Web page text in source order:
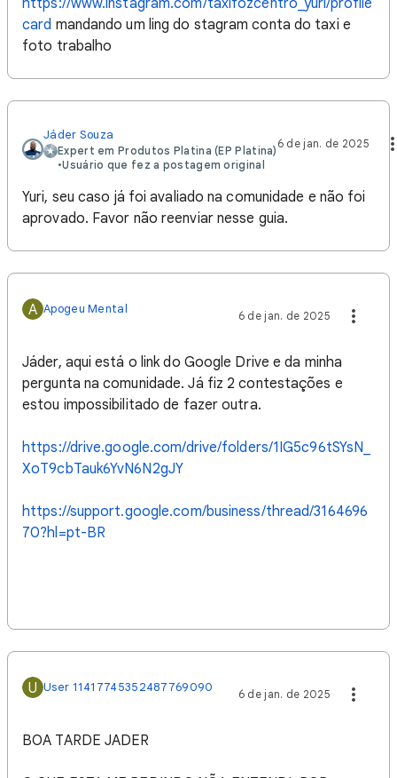
card mandando um ling do stagram conta do taxi e
foto trabalho
Jáder Souza
Expert em Produtos Platina (EP Platina)
•Usuário que fez a postagem original
6 de jan. de 2025
Yuri, seu caso já foi avaliado na comunidade e não foi
aprovado. Favor não reenviar nesse guia.
A Apogeu Mental 6 de jan. de 2025
Jáder, aqui está o link do Google Drive e da minha
pergunta na comunidade. Já fiz 2 contestações e
estou impossibilitado de fazer outra.
https://drive.google.com/drive/folders/1IG5c96tSYsN_
XoT9cbTauk6YvN6N2gJY
https://support.google.com/business/thread/3164696
70?hl=pt-BR
U User 11417745352487769090 6 de jan. de 2025
BOA TARDE JADER